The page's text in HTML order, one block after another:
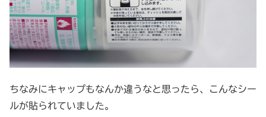
ちなみにキャップもなんか違うなと思ったら、こんなシー
ルが貼られていました。